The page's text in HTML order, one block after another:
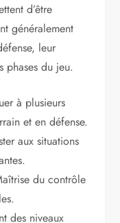
d’être
généralement
leur
phases du jeu.
à plusieurs
et en défense.
aux situations
du contrôle
des niveaux